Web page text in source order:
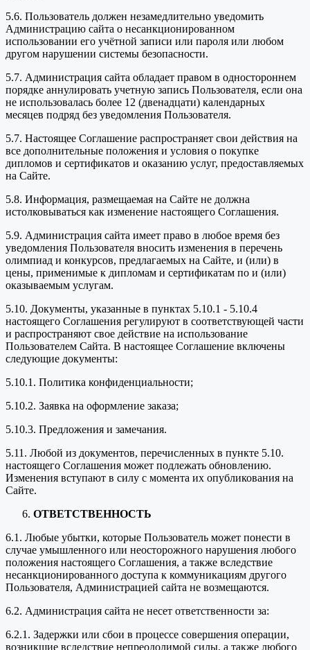
5.6. Пользователь должен незамедлительно уведомить
Администрацию сайта о несанкционированном
использовании его учётной записи или пароля или любом
другом нарушении системы безопасности.
5.7. Администрация сайта обладает правом в одностороннем
порядке аннулировать учетную запись Пользователя, если она
не использовалась более 12 (двенадцати) календарных
месяцев подряд без уведомления Пользователя.
5.7. Настоящее Соглашение распространяет свои действия на
все дополнительные положения и условия о покупке
дипломов и сертификатов и оказанию услуг, предоставляемых
на Сайте.
5.8. Информация, размещаемая на Сайте не должна
истолковываться как изменение настоящего Соглашения.
5.9. Администрация сайта имеет право в любое время без
уведомления Пользователя вносить изменения в перечень
олимпиад и конкурсов, предлагаемых на Сайте, и (или) в
цены, применимые к дипломам и сертификатам по и (или)
оказываемым услугам.
5.10. Документы, указанные в пунктах 5.10.1 - 5.10.4
настоящего Соглашения регулируют в соответствующей части
и распространяют свое действие на использование
Пользователем Сайта. В настоящее Соглашение включены
следующие документы:
5.10.1. Политика конфиденциальности;
5.10.2. Заявка на оформление заказа;
5.10.3. Предложения и замечания.
5.11. Любой из документов, перечисленных в пункте 5.10.
настоящего Соглашения может подлежать обновлению.
Изменения вступают в силу с момента их опубликования на
Сайте.
ОТВЕТСТВЕННОСТЬ
6.1. Любые убытки, которые Пользователь может понести в
случае умышленного или неосторожного нарушения любого
положения настоящего Соглашения, а также вследствие
несанкционированного доступа к коммуникациям другого
Пользователя, Администрацией сайта не возмещаются.
6.2. Администрация сайта не несет ответственности за:
6.2.1. Задержки или сбои в процессе совершения операции,
возникшие вследствие непреодолимой силы, а также любого